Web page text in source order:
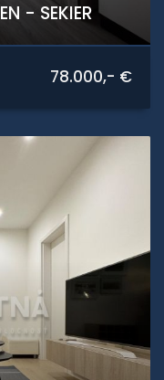
- SEKIER
78.000,- €